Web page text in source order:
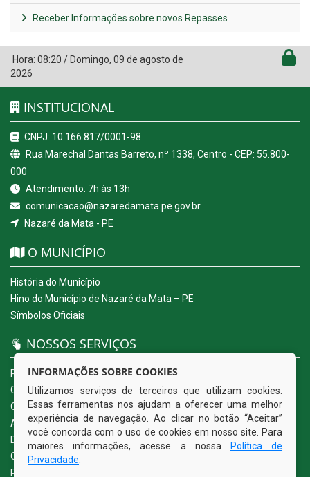
Receber Informações sobre novos Repasses
Hora: 08:20 /Domingo, 09 de agosto de
2026
INSTITUCIONAL
CNPJ: 10.166.817/0001-98
Rua Marechal Dantas Barreto, nº 1338, Centro - CEP: 55.800-
000
Atendimento: 7h às 13h
comunicacao@nazaredamata.pe.gov.br
Nazaré da Mata - PE
O MUNICÍPIO
História do Município
Hino do Município de Nazaré da Mata – PE
Símbolos Oficiais
NOSSOS SERVIÇOS
Portal da Transparência
Carta de Serviços ao Usuário
Ouvidoria Eletrônica
Acesso a Informação (eSIC)
Diário Oficial
Quadro de Avisos
Política de Privacidade
INFORMAÇÕES SOBRE COOKIES
Utilizamos serviços de terceiros que utilizam cookies.
Essas ferramentas nos ajudam a oferecer uma melhor
experiência de navegação. Ao clicar no botão “Aceitar”
você concorda com o uso de cookies em nosso site. Para
maiores informações, acesse a nossa
Política de
Privacidade